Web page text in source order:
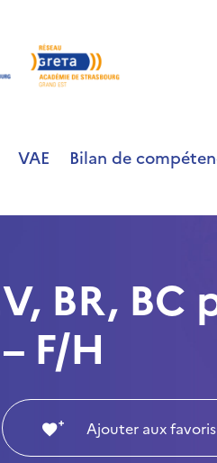
VAE Bilan de
BR,
F/H
Ajouter aux favoris